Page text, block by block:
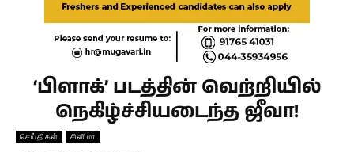
‘பிளாக்’ படத்தின் வெற்றியில்
நெகிழ்ச்சியடைந்த ஜீவா!
செய்திகள் சினிமா